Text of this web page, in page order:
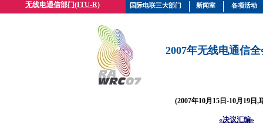
无线电通信部门(ITU-R)
2007年无线电通信
(2007年10月15日-10月19日,
«决议汇编»
国际电联三大部门 新闻室 各项活动